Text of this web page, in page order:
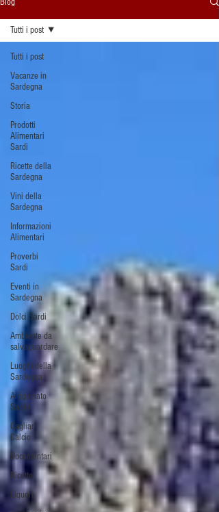
Tutti i post
Vacanze in
Sardegna
Storia
Prodotti
Alimentari
Sardi
Ricette della
Sardegna
Vini della
Sardegna
Informazioni
Alimentari
Proverbi
Sardi
Eventi in
Sardegna
Dolci Sardi
Ambiente da
salvaguardare
Luoghi della
Sardegna
Artigianato
Sardo
Cagliari
Calcio
Documentari
Ricette
Liquori
Tutti i post